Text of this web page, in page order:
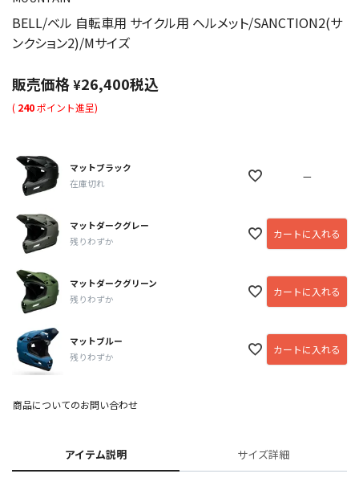
BELL/ベル 自転車用 サイクル用 ヘルメット/SANCTION2(サ
ンクション2)/Mサイズ
販売価格¥26,400税込
( 240ポイント進呈)
マットブラック
在庫切れ
—
マットダークグレー
残りわずか
カートに入れる
マットダークグリーン
残りわずか
カートに入れる
マットブルー
残りわずか
カートに入れる
商品についてのお問い合わせ
アイテム説明 サイズ詳細